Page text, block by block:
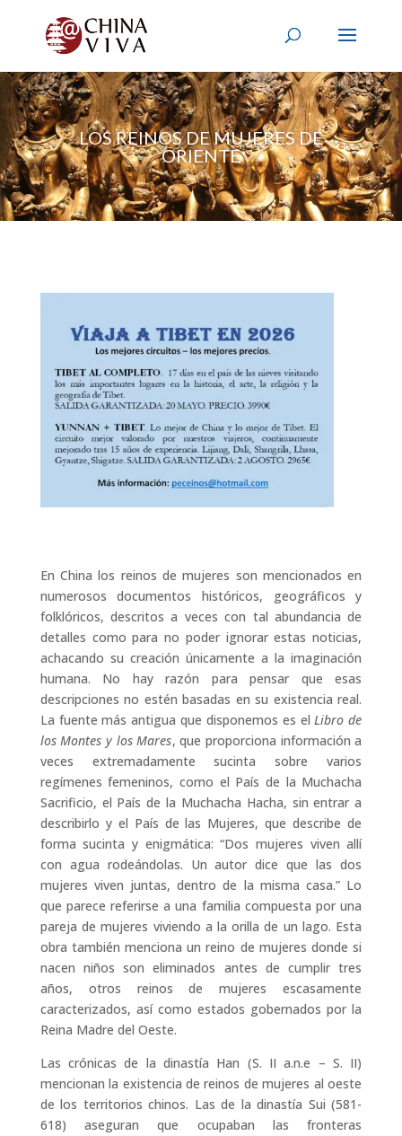
LOS REINOS DE MUJERES DE
ORIENTE
En China los reinos de mujeres son mencionados en
numerosos documentos históricos, geográficos y
folklóricos, descritos a veces con tal abundancia de
detalles como para no poder ignorar estas noticias,
achacando su creación únicamente a la imaginación
humana. No hay razón para pensar que esas
descripciones no estén basadas en su existencia real.
La fuente más antigua que disponemos es elLibro de
los Montes y los Mares, que proporciona información a
veces extremadamente sucinta sobre varios
regímenes femeninos, como el País de la Muchacha
Sacrificio, el País de la Muchacha Hacha, sin entrar a
describirlo y el País de las Mujeres, que describe de
forma sucinta y enigmática: “Dos mujeres viven allí
con agua rodeándolas. Un autor dice que las dos
mujeres viven juntas, dentro de la misma casa.” Lo
que parece referirse a una familia compuesta por una
pareja de mujeres viviendo a la orilla de un lago. Esta
obra también menciona un reino de mujeres donde si
nacen niños son eliminados antes de cumplir tres
años, otros reinos de mujeres escasamente
caracterizados, así como estados gobernados por la
Reina Madre del Oeste.
Las crónicas de la dinastía Han (S. II a.n.e – S. II)
mencionan la existencia de reinos de mujeres al oeste
de los territorios chinos. Las de la dinastía Sui (581-
618) aseguran que ocupaban las fronteras